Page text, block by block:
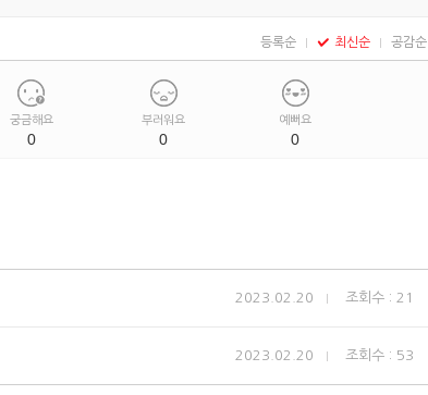
등록순 최신순 공감순
궁금해요
0
부러워요
0
예뻐요
0
2023.02.20 조회수 : 21
2023.02.20 조회수 : 53